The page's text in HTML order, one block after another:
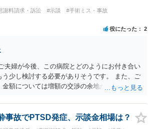
くことなるという事実が立証できるのであれ
選択の機会が与えられなかったことは、説明
料が請求できる可能性があります。 ③ 鼻孔縁
に取りやめた事実を立証できれば、債務不履
性があります。 また術中の変更可能性に関す
いないのであれば、説明義務違反にあたり、
償請求できる可能性があります。 詳しくは、術
を精査する必要があります。 なお、請求書に
ある事実を推認させる事実になると思われま
返金や、他院での修正手術費用についても補
かについて 上記①〜③で記載された相手方の過
謝料請求・訴訟 #示談
#手術ミス・事故
役にたった 2
婦が今後、この病院とどのようにお付き合い
う少し検討する必要がありそうです。 また、ご
額については増額の交渉の余地がありそうで
持ちがあろうかと存じます。他方で、「今後
で、今回関わった培養士を自分たちの治療に
る」ご意向があるのであれば、今後この病院で
事故でPTSD発症、示談金相場は？